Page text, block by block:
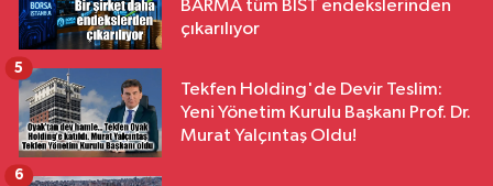
BARMA tüm BIST endekslerinden
çıkarılıyor
Tekfen Holding'de Devir Teslim:
Yeni Yönetim Kurulu Başkanı Prof. Dr.
Murat Yalçıntaş Oldu!
5
6